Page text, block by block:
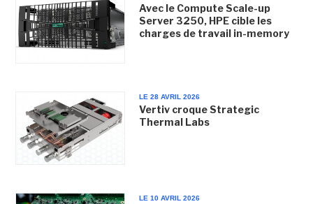
Avec le Compute Scale-up
Server 3250, HPE cible les
charges de travail in-memory
LE 28 AVRIL 2026
Vertiv croque Strategic
Thermal Labs
LE 10 AVRIL 2026